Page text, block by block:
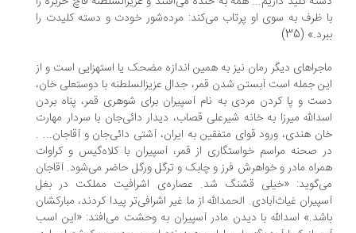
ظرف به سوی او پرتاب می‌کند: مرده‌شور خودت و دسته کلیدت را
(35)
دیگر رمان نیز به همین‌ اندازه‌ مضحک یا استهزایی است و از‌
جمله است آبستن شدن قمر، جدال عزیزالسلطنه با دوستعلی خان،
و پا کردن مردی به نام آسپیران برای شوهری قمر، پناه بردن
میرزا به خانه شیرعلی‌ قصاب‌، دیدار دائی‌جان با سردار مهارت
هندی، ورود قوای متفقین به ایران، آشتی دائی‌جان و آقاجان... .
صحنه مراسم خواستگاری از قمر، آسپیران با کلاه‌گیس و کراوات
مادر و خواهرش فرز و چابک‌ و ترگل‌ ورگل حاضر می‌شود. آقاجان
«خیلی قشنگ شد. عصاره‌ی اشرافیت مملکت در بغل
غیاث‌آبادی. الحمدالله از ما غیر اشرافی‌تر پیدا کردند، مبارکشان
اسدالله با دیدن مادر‌ آسپیران‌ به وحشت‌ می‌افتد: «این اسب